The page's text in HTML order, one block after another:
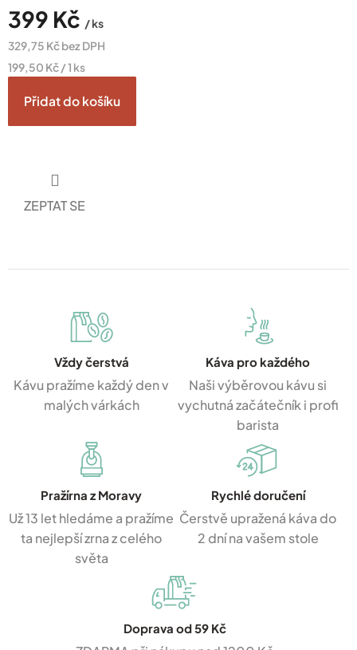
399 Kč / ks
329,75 Kč bez DPH
Měrná
199,50 Kč / 1 ks
Přidat do košíku
ZEPTAT SE
Vždy čerstvá
Kávu pražíme každý den v
malých várkách
Káva pro každého
Naši výběrovou kávu si
vychutná začátečník i profi
barista
Pražírna z Moravy
Už 13 let hledáme a pražíme
ta nejlepší zrna z celého
světa
Rychlé doručení
Čerstvě upražená káva do
2 dní na vašem stole
Doprava od 59 Kč